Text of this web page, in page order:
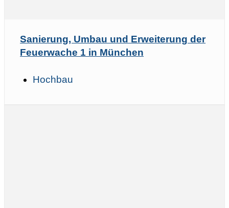
Sanierung, Umbau und Erweiterung der
Feuerwache 1 in München
Hochbau